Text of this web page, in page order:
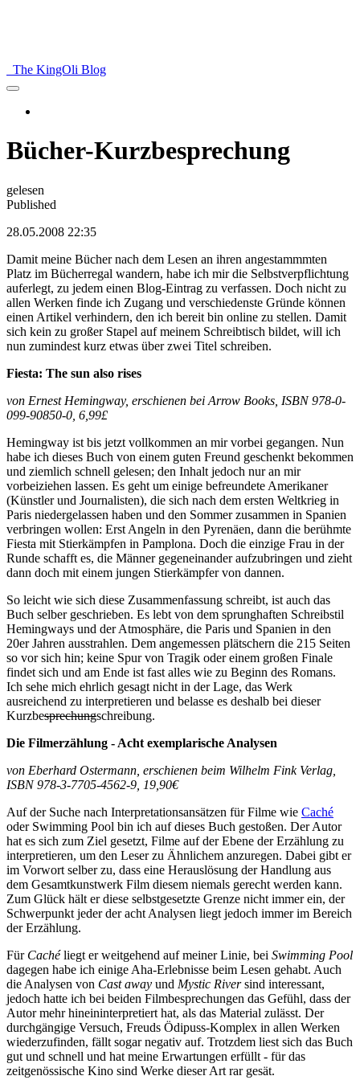
The KingOli Blog
Bücher-Kurzbesprechung
gelesen
Published
28.05.2008 22:35
Damit meine Bücher nach dem Lesen an ihren angestammmten
Platz im Bücherregal wandern, habe ich mir die Selbstverpflichtung
auferlegt, zu jedem einen Blog-Eintrag zu verfassen. Doch nicht zu
allen Werken finde ich Zugang und verschiedenste Gründe können
einen Artikel verhindern, den ich bereit bin online zu stellen. Damit
sich kein zu großer Stapel auf meinem Schreibtisch bildet, will ich
nun zumindest kurz etwas über zwei Titel schreiben.
Fiesta: The sun also rises
von Ernest Hemingway, erschienen bei Arrow Books, ISBN 978-0-
099-90850-0, 6,99£
Hemingway ist bis jetzt vollkommen an mir vorbei gegangen. Nun
habe ich dieses Buch von einem guten Freund geschenkt bekommen
und ziemlich schnell gelesen; den Inhalt jedoch nur an mir
vorbeiziehen lassen. Es geht um einige befreundete Amerikaner
(Künstler und Journalisten), die sich nach dem ersten Weltkrieg in
Paris niedergelassen haben und den Sommer zusammen in Spanien
verbringen wollen: Erst Angeln in den Pyrenäen, dann die berühmte
Fiesta mit Stierkämpfen in Pamplona. Doch die einzige Frau in der
Runde schafft es, die Männer gegeneinander aufzubringen und zieht
dann doch mit einem jungen Stierkämpfer von dannen.
So leicht wie sich diese Zusammenfassung schreibt, ist auch das
Buch selber geschrieben. Es lebt von dem sprunghaften Schreibstil
Hemingways und der Atmosphäre, die Paris und Spanien in den
20er Jahren ausstrahlen. Dem angemessen plätschern die 215 Seiten
so vor sich hin; keine Spur von Tragik oder einem großen Finale
findet sich und am Ende ist fast alles wie zu Beginn des Romans.
Ich sehe mich ehrlich gesagt nicht in der Lage, das Werk
ausreichend zu interpretieren und belasse es deshalb bei dieser
Kurzbesprechungschreibung.
Die Filmerzählung - Acht exemplarische Analysen
von Eberhard Ostermann, erschienen beim Wilhelm Fink Verlag,
ISBN 978-3-7705-4562-9, 19,90€
Auf der Suche nach Interpretationsansätzen für Filme wie Caché
oder Swimming Pool bin ich auf dieses Buch gestoßen. Der Autor
hat es sich zum Ziel gesetzt, Filme auf der Ebene der Erzählung zu
interpretieren, um den Leser zu Ähnlichem anzuregen. Dabei gibt er
im Vorwort selber zu, dass eine Herauslösung der Handlung aus
dem Gesamtkunstwerk Film diesem niemals gerecht werden kann.
Zum Glück hält er diese selbstgesetzte Grenze nicht immer ein, der
Schwerpunkt jeder der acht Analysen liegt jedoch immer im Bereich
der Erzählung.
Für Cachéliegt er weitgehend auf meiner Linie, bei Swimming Pool
dagegen habe ich einige Aha-Erlebnisse beim Lesen gehabt. Auch
die Analysen von Cast away und Mystic Riversind interessant,
jedoch hatte ich bei beiden Filmbesprechungen das Gefühl, dass der
Autor mehr hineininterpretiert hat, als das Material zulässt. Der
durchgängige Versuch, Freuds Ödipuss-Komplex in allen Werken
wiederzufinden, fällt sogar negativ auf. Trotzdem liest sich das Buch
gut und schnell und hat meine Erwartungen erfüllt - für das
zeitgenössische Kino sind Werke dieser Art rar gesät.